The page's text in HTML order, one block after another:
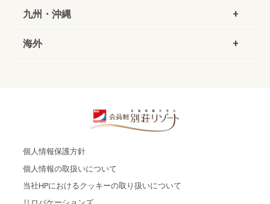
九州・沖縄
海外
個人情報保護方針
個人情報の取扱いについて
当社HPにおけるクッキーの取り扱いについて